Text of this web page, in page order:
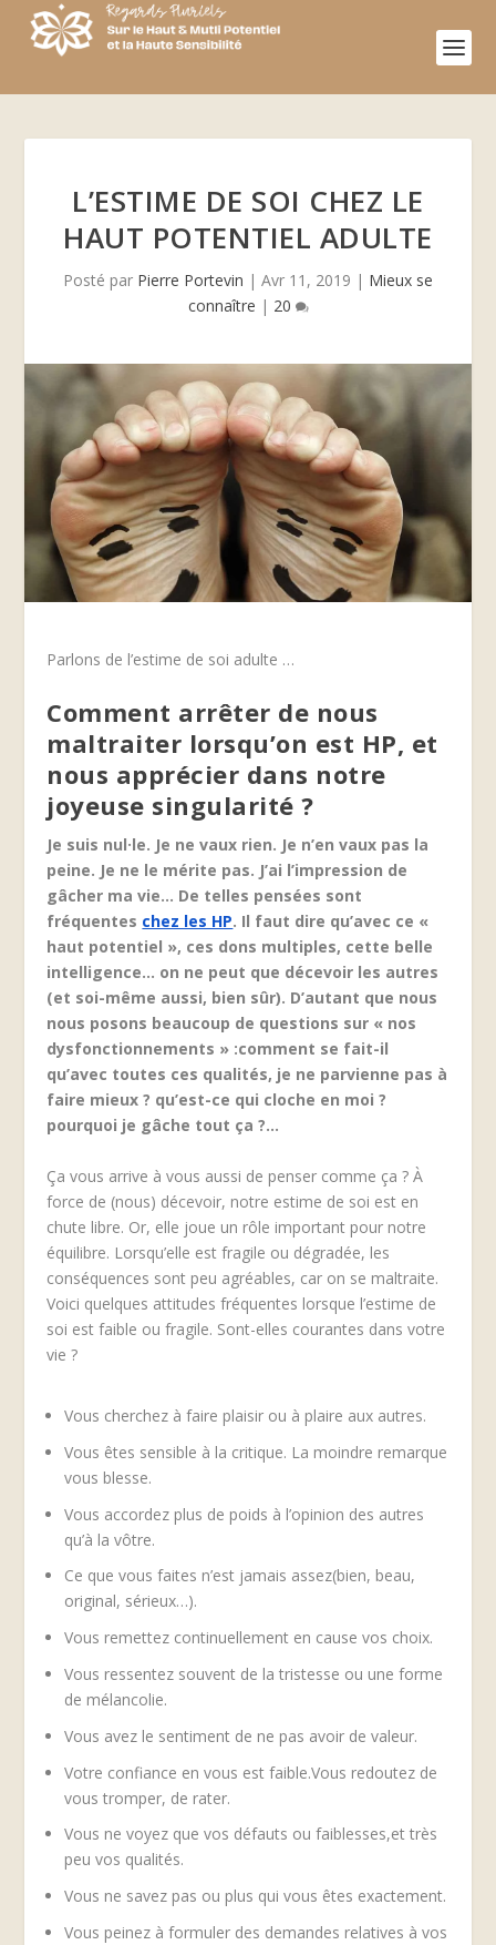
L’ESTIME DE SOI CHEZ LE
HAUT POTENTIEL ADULTE
Posté par Pierre Portevin | Avr 11, 2019 | Mieux se
connaître | 20
Parlons de l’estime de soi adulte …
Comment arrêter de nous
maltraiter lorsqu’on est HP, et
nous apprécier dans notre
joyeuse singularité ?
Je suis nul·le. Je ne vaux rien. Je n’en vaux pas la
peine. Je ne le mérite pas. J’ai l’impression de
gâcher ma vie… De telles pensées sont
fréquentes chez les HP. Il faut dire qu’avec ce «
haut potentiel », ces dons multiples, cette belle
intelligence… on ne peut que décevoir les autres
(et soi-même aussi, bien sûr). D’autant que nous
nous posons beaucoup de questions sur « nos
dysfonctionnements » :comment se fait-il
qu’avec toutes ces qualités, je ne parvienne pas à
faire mieux ? qu’est-ce qui cloche en moi ?
pourquoi je gâche tout ça ?…
Ça vous arrive à vous aussi de penser comme ça ? À
force de (nous) décevoir, notre estime de soi est en
chute libre. Or, elle joue un rôle important pour notre
équilibre. Lorsqu’elle est fragile ou dégradée, les
conséquences sont peu agréables, car on se maltraite.
Voici quelques attitudes fréquentes lorsque l’estime de
soi est faible ou fragile. Sont-elles courantes dans votre
vie ?
Vous cherchez à faire plaisir ou à plaire aux autres.
Vous êtes sensible à la critique. La moindre remarque
vous blesse.
Vous accordez plus de poids à l’opinion des autres
qu’à la vôtre.
Ce que vous faites n’est jamais assez(bien, beau,
original, sérieux…).
Vous remettez continuellement en cause vos choix.
Vous ressentez souvent de la tristesse ou une forme
de mélancolie.
Vous avez le sentiment de ne pas avoir de valeur.
Votre confiance en vous est faible.Vous redoutez de
vous tromper, de rater.
Vous ne voyez que vos défauts ou faiblesses,et très
peu vos qualités.
Vous ne savez pas ou plus qui vous êtes exactement.
Vous peinez à formuler des demandes relatives à vos